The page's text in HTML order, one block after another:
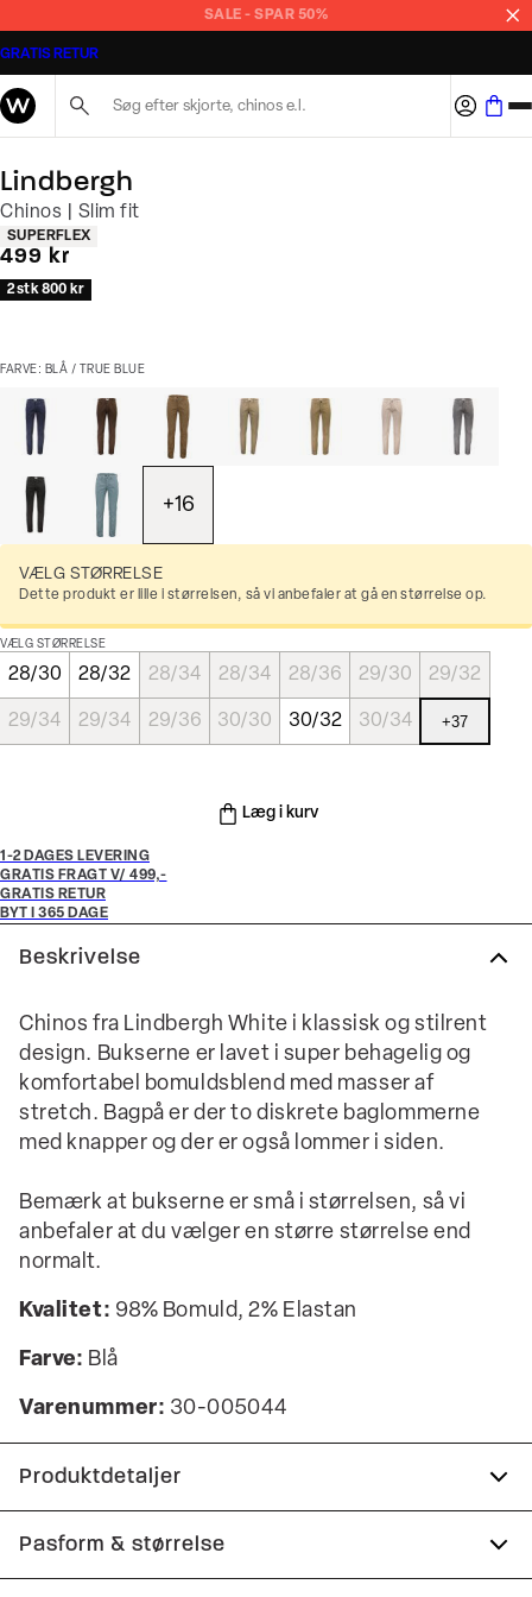
SALE - SPAR 50%
GRATIS RETUR
Lindbergh
Chinos | Slim fit
Produkt egenskaber
SUPERFLEX
I alt (inkl. rabat)
499 kr
2 stk 800 kr
FARVE: BLÅ / TRUE BLUE
+16
VÆLG STØRRELSE
Dette produkt er lille i størrelsen, så vi anbefaler at gå en størrelse op.
VÆLG STØRRELSE
28/30 28/32 28/34 28/34 28/36 29/30 29/32
29/34 29/34 29/36 30/30 30/32 30/34 +37
Læg i kurv
1-2 DAGES LEVERING
GRATIS FRAGT V/ 499,-
GRATIS RETUR
BYT I 365 DAGE
Beskrivelse
Chinos fra Lindbergh White i klassisk og stilrent
design. Bukserne er lavet i super behagelig og
komfortabel bomuldsblend med masser af
stretch. Bagpå er der to diskrete baglommerne
med knapper og der er også lommer i siden.
Bemærk at bukserne er små i størrelsen, så vi
anbefaler at du vælger en større størrelse end
normalt.
Kvalitet: 98% Bomuld, 2% Elastan
Farve: Blå
Varenummer: 30-005044
Produktdetaljer
Lavet med Superflex, der giver ekstra
elasticitet og komfort.
Pasform & størrelse